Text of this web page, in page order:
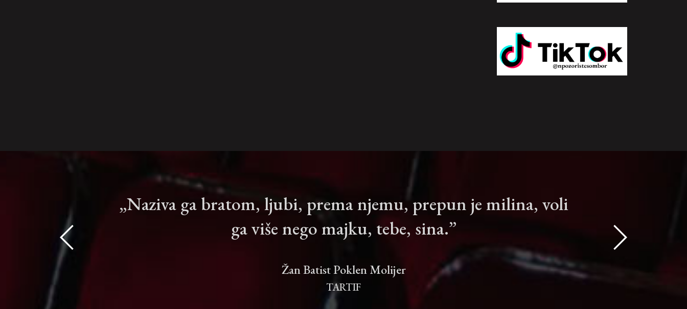
„Naziva ga bratom, ljubi, prema njemu, prepun je milina, voli
ga više nego majku, tebe, sina.”
Žan Batist Poklen Molijer
TARTIF